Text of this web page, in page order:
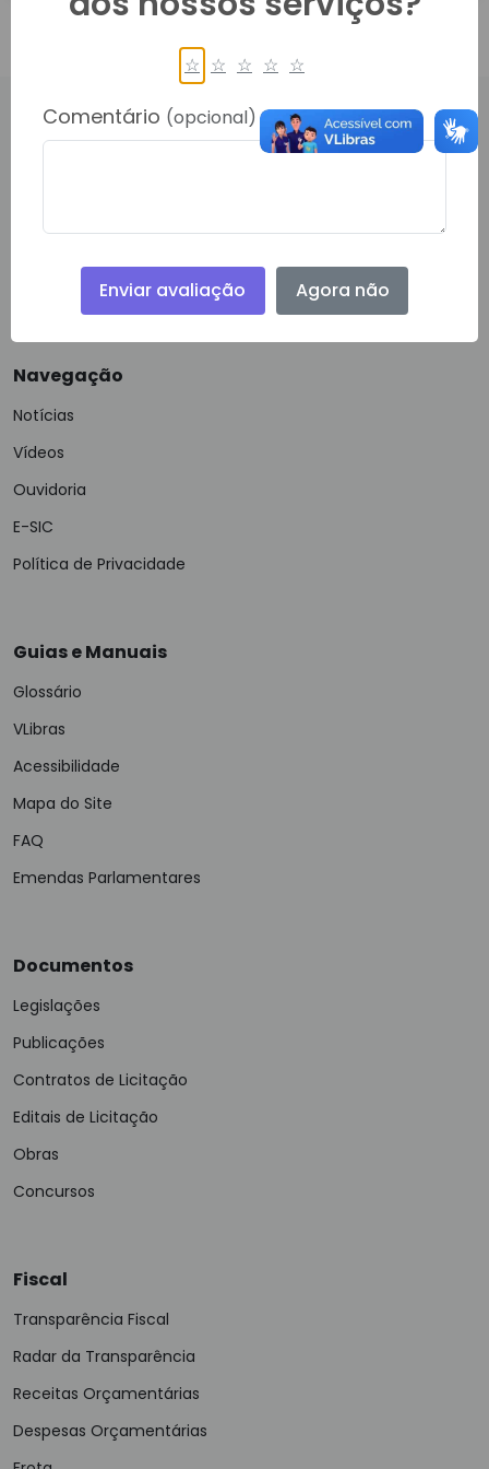
Telefone: (66) 40622-778
Navegação
Notícias
Vídeos
Ouvidoria
E-SIC
Política de Privacidade
Guias e Manuais
Glossário
VLibras
Acessibilidade
Mapa do Site
FAQ
Emendas Parlamentares
Documentos
Legislações
Publicações
Contratos de Licitação
Editais de Licitação
Obras
Concursos
Fiscal
Transparência Fiscal
Radar da Transparência
Receitas Orçamentárias
Despesas Orçamentárias
☆ ☆ ☆ ☆ ☆
Comentário (opcional)
Enviar avaliação Agora não